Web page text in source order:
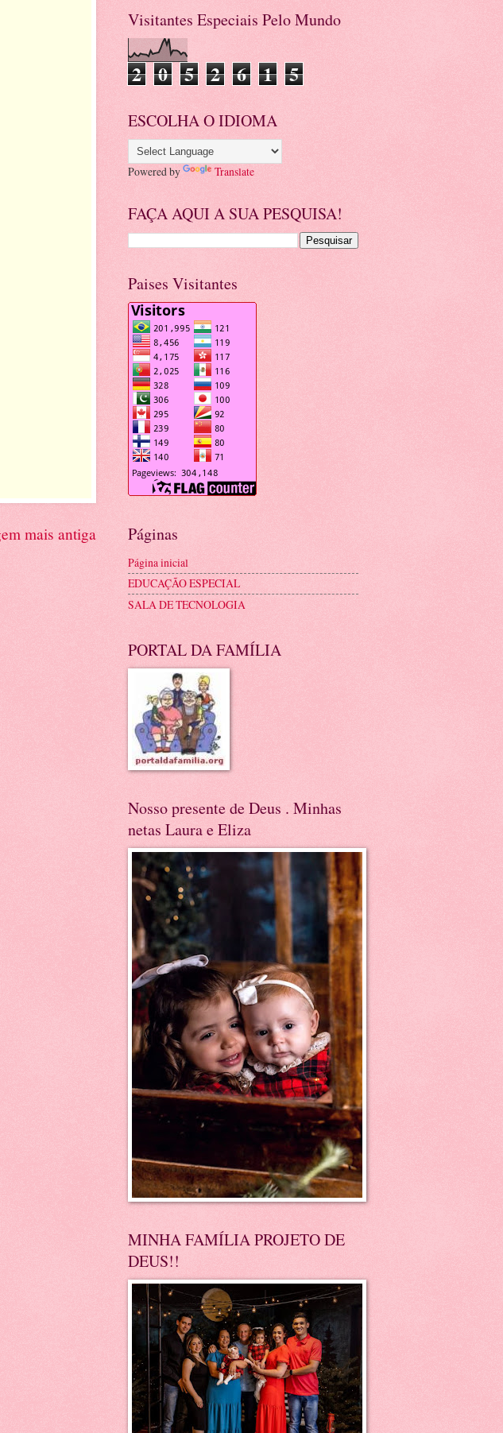
mais antiga
Visitantes Especiais Pelo Mundo
2 0 5 2 6 1 5
ESCOLHA O IDIOMA
Powered by Translate
FAÇA AQUI A SUA PESQUISA!
Paises Visitantes
Páginas
Página inicial
EDUCAÇÃO ESPECIAL
SALA DE TECNOLOGIA
PORTAL DA FAMÍLIA
Nosso presente de Deus . Minhas
netas Laura e Eliza
MINHA FAMÍLIA PROJETO DE
DEUS!!